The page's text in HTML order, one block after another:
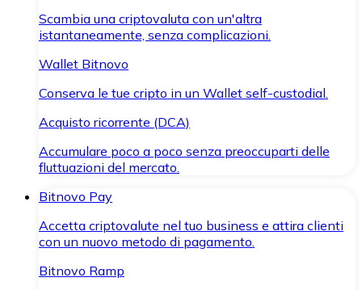
Scambia una criptovaluta con un'altra
istantaneamente, senza complicazioni.
Wallet Bitnovo
Conserva le tue cripto in un Wallet self-custodial.
Acquisto ricorrente (DCA)
Accumulare poco a poco senza preoccuparti delle
fluttuazioni del mercato.
Bitnovo Pay
Accetta criptovalute nel tuo business e attira clienti
con un nuovo metodo di pagamento.
Bitnovo Ramp